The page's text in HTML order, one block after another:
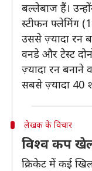
बल्लेबाज हैं।
स्टीफन फ्लेमिंग
उससे ज़्यादा रन
वनडे और टेस्ट
ज़्यादा रन बनाने
सबसे ज़्यादा 40
लेखक के विचार
विश्व कप
क्रिकेट में कई